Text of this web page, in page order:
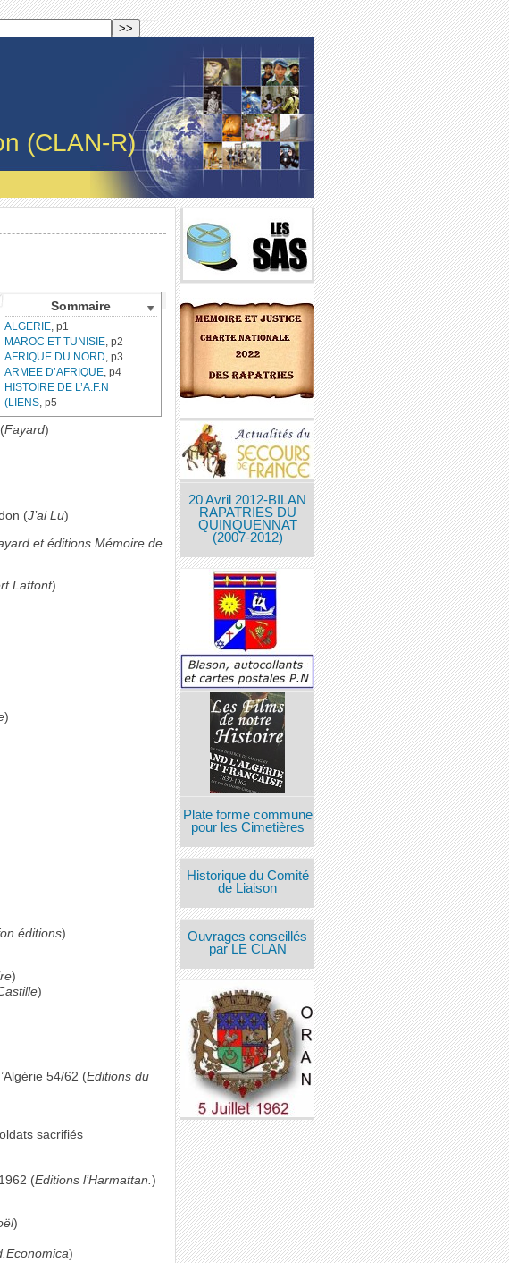
(CLAN-R)
Sommaire
ALGERIE, p1
MAROC ET TUNISIE, p2
AFRIQUE DU NORD, p3
ARMEE D’AFRIQUE, p4
HISTOIRE DE L’A.F.N
(LIENS, p5
Fayard)
(J’ai Lu)
et éditions Mémoire de
Laffont)
)
éditions)
)
)
54/62 (Editions du
sacrifiés
(Editions l’Harmattan. )
)
)
20 Avril 2012-BILAN
RAPATRIES DU
QUINQUENNAT
(2007-2012)
Plate forme commune
pour les Cimetières
Historique du Comité
de Liaison
Ouvrages conseillés
par LE CLAN